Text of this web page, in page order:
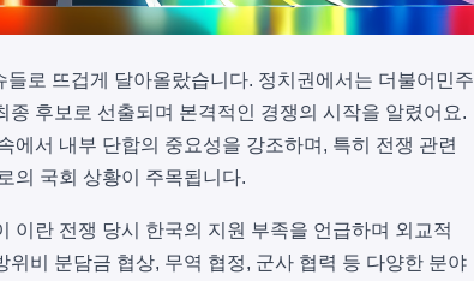
로 뜨겁게 달아올랐습니다. 정치권에서는 더불어민주
후보로 선출되며 본격적인 경쟁의 시작을 알렸어요.
에서 내부 단합의 중요성을 강조하며, 특히 전쟁 관련
의 국회 상황이 주목됩니다.
이란 전쟁 당시 한국의 지원 부족을 언급하며 외교적
비 분담금 협상, 무역 협정, 군사 협력 등 다양한 분야